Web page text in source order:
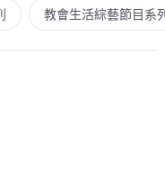
教會生活綜藝節目系